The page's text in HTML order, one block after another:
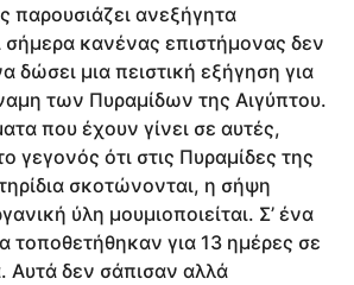
παρουσιάζει ανεξήγητα
κανένας επιστήμονας δεν
δώσει μια πειστική εξήγηση για
των Πυραμίδων της Αιγύπτου.
που έχουν γίνει σε αυτές,
γεγονός ότι στις Πυραμίδες της
σκοτώνονται, η σήψη
ύλη μουμιοποιείται. Σ’ ένα
τοποθετήθηκαν για 13 ημέρες σε
Αυτά δεν σάπισαν αλλά